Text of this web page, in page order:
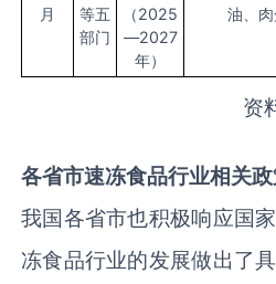
月
等五
部门
（2025
—2027
年）
油、肉
资
各省市速冻食品行业相关
我国各省市也积极响应国
冻食品行业的发展做出了